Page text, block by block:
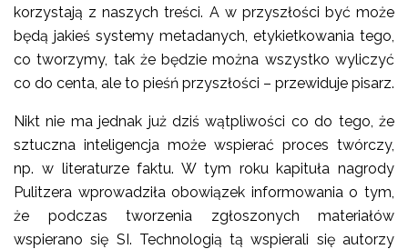
korzystają z naszych treści. A w przyszłości być może
będą jakieś systemy metadanych, etykietkowania tego,
co tworzymy, tak że będzie można wszystko wyliczyć
co do centa, ale to pieśń przyszłości – przewiduje pisarz.
Nikt nie ma jednak już dziś wątpliwości co do tego, że
sztuczna inteligencja może wspierać proces twórczy,
np. w literaturze faktu. W tym roku kapituła nagrody
Pulitzera wprowadziła obowiązek informowania o tym,
że podczas tworzenia zgłoszonych materiałów
wspierano się SI. Technologią tą wspierali się autorzy